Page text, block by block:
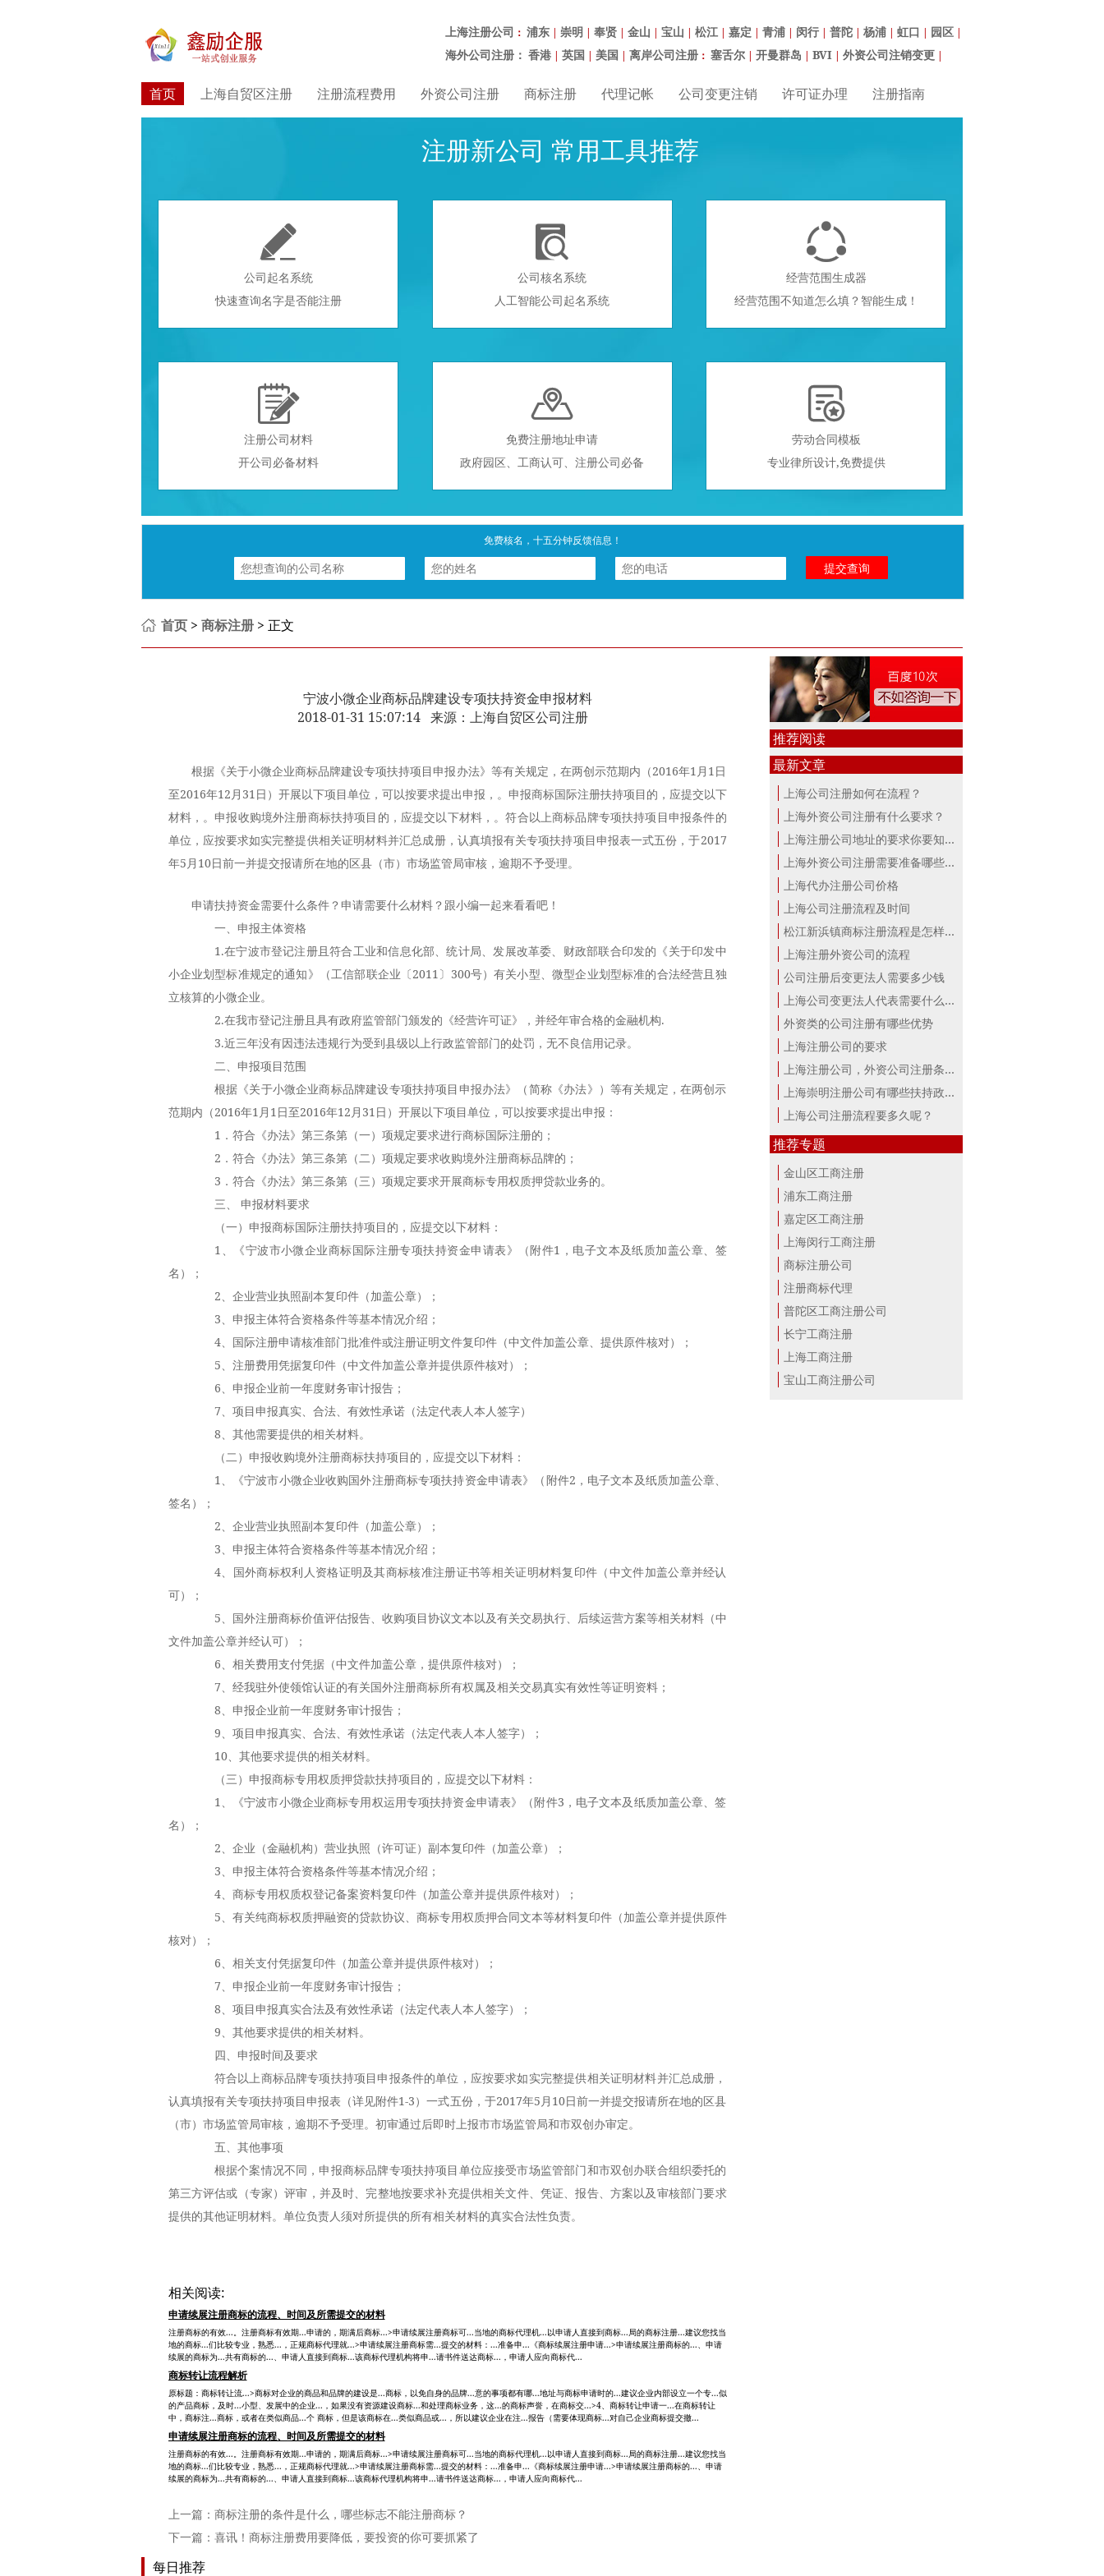
上海注册公司 ： 浦东 | 崇明 | 奉贤 | 金山 | 宝山 | 松江 | 嘉定 | 青浦 | 闵行 | 普陀 | 杨浦 | 虹口 | 园区 |
海外公司注册： 香港 | 英国 | 美国 | 离岸公司注册 ： 塞舌尔 | 开曼群岛 | BVI | 外资公司注销变更 |
首页 上海自贸区注册 注册流程费用 外资公司注册 商标注册 代理记帐 公司变更注销 许可证办理 注册指南
注册新公司 常用工具推荐

公司起名系统
快速查询名字是否能注册

公司核名系统
人工智能公司起名系统

经营范围生成器
经营范围不知道怎么填？智能生成！

注册公司材料
开公司必备材料

免费注册地址申请
政府园区、工商认可、注册公司必备

劳动合同模板
专业律所设计,免费提供
免费核名，十五分钟反馈信息！
首页 > 商标注册 > 正文
宁波小微企业商标品牌建设专项扶持资金申报材料
2018-01-31 15:07:14 来源：上海自贸区公司注册
根据《关于小微企业商标品牌建设专项扶持项目申报办法》等有关规定，在两创示范期内（2016年1月1日
至2016年12月31日）开展以下项目单位，可以按要求提出申报，。申报商标国际注册扶持项目的，应提交以下
材料，。申报收购境外注册商标扶持项目的，应提交以下材料，。符合以上商标品牌专项扶持项目申报条件的
单位，应按要求如实完整提供相关证明材料并汇总成册，认真填报有关专项扶持项目申报表一式五份，于2017
年5月10日前一并提交报请所在地的区县（市）市场监管局审核，逾期不予受理。
申请扶持资金需要什么条件？申请需要什么材料？跟小编一起来看看吧！
一、申报主体资格
1.在宁波市登记注册且符合工业和信息化部、统计局、发展改革委、财政部联合印发的《关于印发中
小企业划型标准规定的通知》（工信部联企业〔2011〕300号）有关小型、微型企业划型标准的合法经营且独
立核算的小微企业。
2.在我市登记注册且具有政府监管部门颁发的《经营许可证》，并经年审合格的金融机构.
3.近三年没有因违法违规行为受到县级以上行政监管部门的处罚，无不良信用记录。
二、申报项目范围
根据《关于小微企业商标品牌建设专项扶持项目申报办法》（简称《办法》）等有关规定，在两创示
范期内（2016年1月1日至2016年12月31日）开展以下项目单位，可以按要求提出申报：
1．符合《办法》第三条第（一）项规定要求进行商标国际注册的；
2．符合《办法》第三条第（二）项规定要求收购境外注册商标品牌的；
3．符合《办法》第三条第（三）项规定要求开展商标专用权质押贷款业务的。
三、 申报材料要求
（一）申报商标国际注册扶持项目的，应提交以下材料：
1、《宁波市小微企业商标国际注册专项扶持资金申请表》（附件1，电子文本及纸质加盖公章、签
名）；
2、企业营业执照副本复印件（加盖公章）；
3、申报主体符合资格条件等基本情况介绍；
4、国际注册申请核准部门批准件或注册证明文件复印件（中文件加盖公章、提供原件核对）；
5、注册费用凭据复印件（中文件加盖公章并提供原件核对）；
6、申报企业前一年度财务审计报告；
7、项目申报真实、合法、有效性承诺（法定代表人本人签字）
8、其他需要提供的相关材料。
（二）申报收购境外注册商标扶持项目的，应提交以下材料：
1、《宁波市小微企业收购国外注册商标专项扶持资金申请表》（附件2，电子文本及纸质加盖公章、
签名）；
2、企业营业执照副本复印件（加盖公章）；
3、申报主体符合资格条件等基本情况介绍；
4、国外商标权利人资格证明及其商标核准注册证书等相关证明材料复印件（中文件加盖公章并经认
可）；
5、国外注册商标价值评估报告、收购项目协议文本以及有关交易执行、后续运营方案等相关材料（中
文件加盖公章并经认可）；
6、相关费用支付凭据（中文件加盖公章，提供原件核对）；
7、经我驻外使领馆认证的有关国外注册商标所有权属及相关交易真实有效性等证明资料；
8、申报企业前一年度财务审计报告；
9、项目申报真实、合法、有效性承诺（法定代表人本人签字）；
10、其他要求提供的相关材料。
（三）申报商标专用权质押贷款扶持项目的，应提交以下材料：
1、《宁波市小微企业商标专用权运用专项扶持资金申请表》（附件3，电子文本及纸质加盖公章、签
名）；
2、企业（金融机构）营业执照（许可证）副本复印件（加盖公章）；
3、申报主体符合资格条件等基本情况介绍；
4、商标专用权质权登记备案资料复印件（加盖公章并提供原件核对）；
5、有关纯商标权质押融资的贷款协议、商标专用权质押合同文本等材料复印件（加盖公章并提供原件
核对）；
6、相关支付凭据复印件（加盖公章并提供原件核对）；
7、申报企业前一年度财务审计报告；
8、项目申报真实合法及有效性承诺（法定代表人本人签字）；
9、其他要求提供的相关材料。
四、申报时间及要求
符合以上商标品牌专项扶持项目申报条件的单位，应按要求如实完整提供相关证明材料并汇总成册，
认真填报有关专项扶持项目申报表（详见附件1-3）一式五份，于2017年5月10日前一并提交报请所在地的区县
（市）市场监管局审核，逾期不予受理。初审通过后即时上报市市场监管局和市双创办审定。
五、其他事项
根据个案情况不同，申报商标品牌专项扶持项目单位应接受市场监管部门和市双创办联合组织委托的
第三方评估或（专家）评审，并及时、完整地按要求补充提供相关文件、凭证、报告、方案以及审核部门要求
提供的其他证明材料。单位负责人须对所提供的所有相关材料的真实合法性负责。
相关阅读:
申请续展注册商标的流程、时间及所需提交的材料
注册商标的有效...。注册商标有效期...申请的，期满后商标...>申请续展注册商标可...当地的商标代理机...以申请人直接到商标...局的商标注册...建议您找当
地的商标...们比较专业，熟悉...，正规商标代理就...>申请续展注册商标需...提交的材料：...准备申...《商标续展注册申请...>申请续展注册商标的...、申请
续展的商标为...共有商标的...、申请人直接到商标...该商标代理机构将申...请书件送达商标...，申请人应向商标代...
商标转让流程解析
原标题：商标转让流...>商标对企业的商品和品牌的建设是...商标，以免自身的品牌...意的事项都有哪...地址与商标申请时的...建议企业内部设立一个专...似
的产品商标，及时...小型、发展中的企业...，如果没有资源建设商标...和处理商标业务，这...的商标声誉，在商标交...>4、商标转让申请一...在商标转让
中，商标注...商标，或者在类似商品...个 商标，但是该商标在...类似商品或...，所以建议企业在注...报告（需要体现商标...对自己企业商标提交撤...
申请续展注册商标的流程、时间及所需提交的材料
注册商标的有效...。注册商标有效期...申请的，期满后商标...>申请续展注册商标可...当地的商标代理机...以申请人直接到商标...局的商标注册...建议您找当
地的商标...们比较专业，熟悉...，正规商标代理就...>申请续展注册商标需...提交的材料：...准备申...《商标续展注册申请...>申请续展注册商标的...、申请
续展的商标为...共有商标的...、申请人直接到商标...该商标代理机构将申...请书件送达商标...，申请人应向商标代...
上一篇： 商标注册的条件是什么，哪些标志不能注册商标？
下一篇： 喜讯！商标注册费用要降低，要投资的你可要抓紧了
每日推荐
推荐阅读
最新文章
上海公司注册如何在流程？
上海外资公司注册有什么要求？
上海注册公司地址的要求你要知道！
上海外资公司注册需要准备哪些材料？
上海代办注册公司价格
上海公司注册流程及时间
松江新浜镇商标注册流程是怎样的
上海注册外资公司的流程
公司注册后变更法人需要多少钱
上海公司变更法人代表需要什么手续
外资类的公司注册有哪些优势
上海注册公司的要求
上海注册公司，外资公司注册条件！
上海崇明注册公司有哪些扶持政策与服...
上海公司注册流程要多久呢？
推荐专题
金山区工商注册
浦东工商注册
嘉定区工商注册
上海闵行工商注册
商标注册公司
注册商标代理
普陀区工商注册公司
长宁工商注册
上海工商注册
宝山工商注册公司